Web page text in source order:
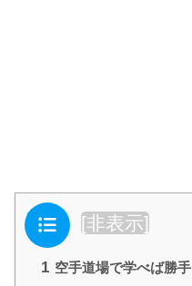
目次 [非表示]
1 空手道場で学べば勝